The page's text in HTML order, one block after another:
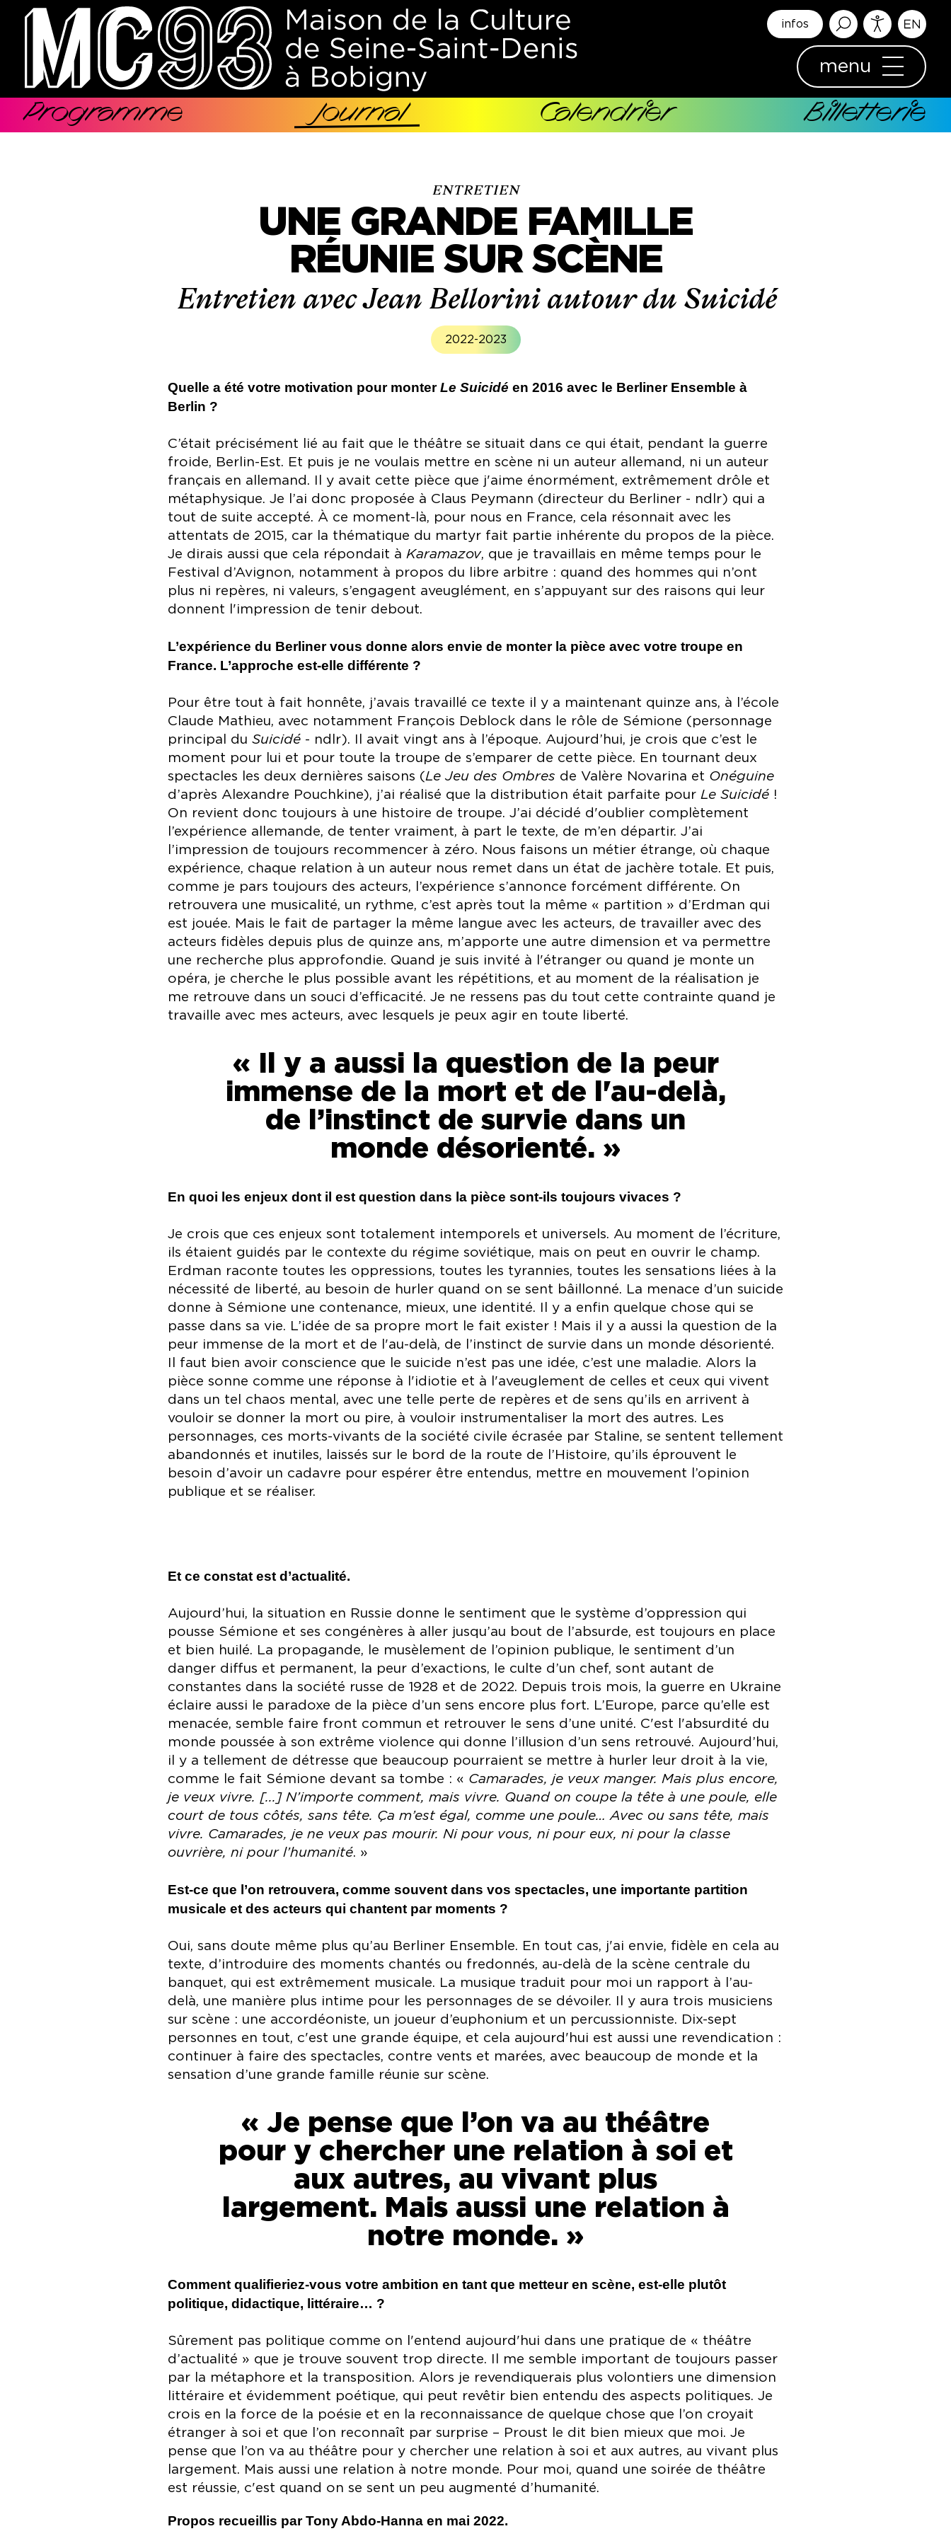
principal
infos
menu
Navigation
Programme Journal Calendrier Billetterie
ENTRETIEN
UNE GRANDE FAMILLE
RÉUNIE SUR SCÈNE
Entretien avec Jean Bellorini autour du Suicidé
2022-2023
Quelle a été votre motivation pour monterLe Suicidé en 2016 avec le Berliner Ensemble à
Berlin ?
C’était précisément lié au fait que le théâtre se situait dans ce qui était, pendant la guerre
froide, Berlin-Est. Et puis je ne voulais mettre en scène ni un auteur allemand, ni un auteur
français en allemand. Il y avait cette pièce que j'aime énormément, extrêmement drôle et
métaphysique. Je l’ai donc proposée à Claus Peymann (directeur du Berliner - ndlr) qui a
tout de suite accepté. À ce moment-là, pour nous en France, cela résonnait avec les
attentats de 2015, car la thématique du martyr fait partie inhérente du propos de la pièce.
Je dirais aussi que cela répondait à Karamazov, que je travaillais en même temps pour le
Festival d’Avignon, notamment à propos du libre arbitre : quand des hommes qui n’ont
plus ni repères, ni valeurs, s’engagent aveuglément, en s’appuyant sur des raisons qui leur
donnent l'impression de tenir debout.
L’expérience du Berliner vous donne alors envie de monter la pièce avec votre troupe en
France. L’approche est-elle différente ?
Pour être tout à fait honnête, j’avais travaillé ce texte il y a maintenant quinze ans, à l’école
Claude Mathieu, avec notamment François Deblock dans le rôle de Sémione (personnage
principal du Suicidé- ndlr). Il avait vingt ans à l’époque. Aujourd’hui, je crois que c’est le
moment pour lui et pour toute la troupe de s’emparer de cette pièce. En tournant deux
spectacles les deux dernières saisons (Le Jeu des Ombres de Valère Novarina et Onéguine
d’après Alexandre Pouchkine), j’ai réalisé que la distribution était parfaite pour Le Suicidé!
On revient donc toujours à une histoire de troupe. J’ai décidé d'oublier complètement
l’expérience allemande, de tenter vraiment, à part le texte, de m’en départir. J’ai
l’impression de toujours recommencer à zéro. Nous faisons un métier étrange, où chaque
expérience, chaque relation à un auteur nous remet dans un état de jachère totale. Et puis,
comme je pars toujours des acteurs, l’expérience s’annonce forcément différente. On
retrouvera une musicalité, un rythme, c’est après tout la même « partition » d’Erdman qui
est jouée. Mais le fait de partager la même langue avec les acteurs, de travailler avec des
acteurs fidèles depuis plus de quinze ans, m’apporte une autre dimension et va permettre
une recherche plus approfondie. Quand je suis invité à l'étranger ou quand je monte un
opéra, je cherche le plus possible avant les répétitions, et au moment de la réalisation je
me retrouve dans un souci d’efficacité. Je ne ressens pas du tout cette contrainte quand je
travaille avec mes acteurs, avec lesquels je peux agir en toute liberté.
« Il y a aussi la question de la peur
immense de la mort et de l'au-delà,
de l’instinct de survie dans un
monde désorienté. »
En quoi les enjeux dont il est question dans la pièce sont-ils toujours vivaces ?
Je crois que ces enjeux sont totalement intemporels et universels. Au moment de l’écriture,
ils étaient guidés par le contexte du régime soviétique, mais on peut en ouvrir le champ.
Erdman raconte toutes les oppressions, toutes les tyrannies, toutes les sensations liées à la
nécessité de liberté, au besoin de hurler quand on se sent bâillonné. La menace d’un suicide
donne à Sémione une contenance, mieux, une identité. Il y a enfin quelque chose qui se
passe dans sa vie. L’idée de sa propre mort le fait exister ! Mais il y a aussi la question de la
peur immense de la mort et de l'au-delà, de l’instinct de survie dans un monde désorienté.
Il faut bien avoir conscience que le suicide n’est pas une idée, c’est une maladie. Alors la
pièce sonne comme une réponse à l'idiotie et à l'aveuglement de celles et ceux qui vivent
dans un tel chaos mental, avec une telle perte de repères et de sens qu’ils en arrivent à
vouloir se donner la mort ou pire, à vouloir instrumentaliser la mort des autres. Les
personnages, ces morts-vivants de la société civile écrasée par Staline, se sentent tellement
abandonnés et inutiles, laissés sur le bord de la route de l’Histoire, qu’ils éprouvent le
besoin d’avoir un cadavre pour espérer être entendus, mettre en mouvement l’opinion
publique et se réaliser.
Et ce constat est d’actualité.
Aujourd’hui, la situation en Russie donne le sentiment que le système d’oppression qui
pousse Sémione et ses congénères à aller jusqu’au bout de l’absurde, est toujours en place
et bien huilé. La propagande, le musèlement de l’opinion publique, le sentiment d’un
danger diffus et permanent, la peur d’exactions, le culte d’un chef, sont autant de
constantes dans la société russe de 1928 et de 2022. Depuis trois mois, la guerre en Ukraine
éclaire aussi le paradoxe de la pièce d’un sens encore plus fort. L’Europe, parce qu’elle est
menacée, semble faire front commun et retrouver le sens d’une unité. C'est l'absurdité du
monde poussée à son extrême violence qui donne l’illusion d’un sens retrouvé. Aujourd’hui,
il y a tellement de détresse que beaucoup pourraient se mettre à hurler leur droit à la vie,
comme le fait Sémione devant sa tombe : « Camarades, je veux manger. Mais plus encore,
je veux vivre. [...] N’importe comment, mais vivre. Quand on coupe la tête à une poule, elle
court de tous côtés, sans tête. Ça m’est égal, comme une poule… Avec ou sans tête, mais
vivre. Camarades, je ne veux pas mourir. Ni pour vous, ni pour eux, ni pour la classe
ouvrière, ni pour l’humanité. »
Est-ce que l’on retrouvera, comme souvent dans vos spectacles, une importante partition
musicale et des acteurs qui chantent par moments ?
Oui, sans doute même plus qu’au Berliner Ensemble. En tout cas, j'ai envie, fidèle en cela au
texte, d’introduire des moments chantés ou fredonnés, au-delà de la scène centrale du
banquet, qui est extrêmement musicale. La musique traduit pour moi un rapport à l’au-
delà, une manière plus intime pour les personnages de se dévoiler. Il y aura trois musiciens
sur scène : une accordéoniste, un joueur d’euphonium et un percussionniste. Dix-sept
personnes en tout, c'est une grande équipe, et cela aujourd'hui est aussi une revendication :
continuer à faire des spectacles, contre vents et marées, avec beaucoup de monde et la
sensation d’une grande famille réunie sur scène.
« Je pense que l’on va au théâtre
pour y chercher une relation à soi et
aux autres, au vivant plus
largement. Mais aussi une relation à
notre monde. »
Comment qualifieriez-vous votre ambition en tant que metteur en scène, est-elle plutôt
politique, didactique, littéraire… ?
Sûrement pas politique comme on l'entend aujourd'hui dans une pratique de « théâtre
d’actualité » que je trouve souvent trop directe. Il me semble important de toujours passer
par la métaphore et la transposition. Alors je revendiquerais plus volontiers une dimension
littéraire et évidemment poétique, qui peut revêtir bien entendu des aspects politiques. Je
crois en la force de la poésie et en la reconnaissance de quelque chose que l’on croyait
étranger à soi et que l’on reconnaît par surprise – Proust le dit bien mieux que moi. Je
pense que l’on va au théâtre pour y chercher une relation à soi et aux autres, au vivant plus
largement. Mais aussi une relation à notre monde. Pour moi, quand une soirée de théâtre
est réussie, c'est quand on se sent un peu augmenté d’humanité.
Propos recueillis par Tony Abdo-Hanna en mai 2022.